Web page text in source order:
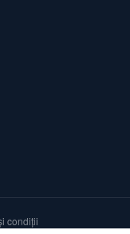
condiții